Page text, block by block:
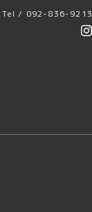
Tel / 092-836-9213